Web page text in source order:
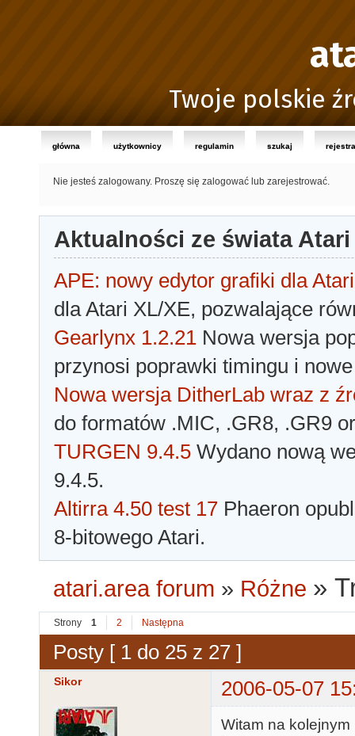
Twoje polskie
główna użytkownicy regulamin szukaj
Nie jesteś zalogowany. Proszę się zalogować lub zarejestrować.
Aktualności ze świata Atari
APE: nowy edytor grafiki dla Atari
dla Atari XL/XE, pozwalające
Gearlynx 1.2.21 Nowa wersja
przynosi poprawki timingu i
Nowa wersja DitherLab wraz z
do formatów .MIC, .GR8, .GR9
TURGEN 9.4.5 Wydano nową
9.4.5.
Altirra 4.50 test 17 Phaeron
8-bitowego Atari.
atari.area forum » Różne »
Strony 1 2 Następna
Posty [ 1 do 25 z 27 ]
Sikor 2006-05-07
Witam na